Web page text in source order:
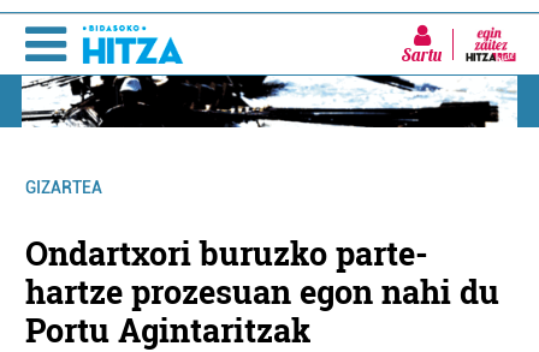
Sartu
GIZARTEA
Ondartxori buruzko parte-
hartze prozesuan egon nahi du
Portu Agintaritzak